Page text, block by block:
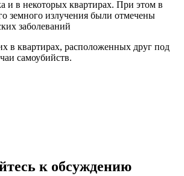
и в некоторых квартирах. При этом в
земного излучения были отмечены
заболеваний
в квартирах, расположенных друг под
самоубийств.
к обсуждению